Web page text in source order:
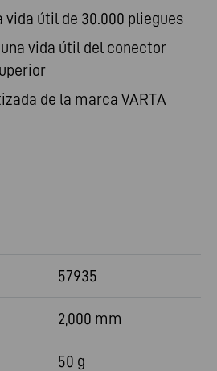
vida útil de 30.000 pliegues
vida útil del conector
de la marca VARTA
57935
2,000 mm
50 g